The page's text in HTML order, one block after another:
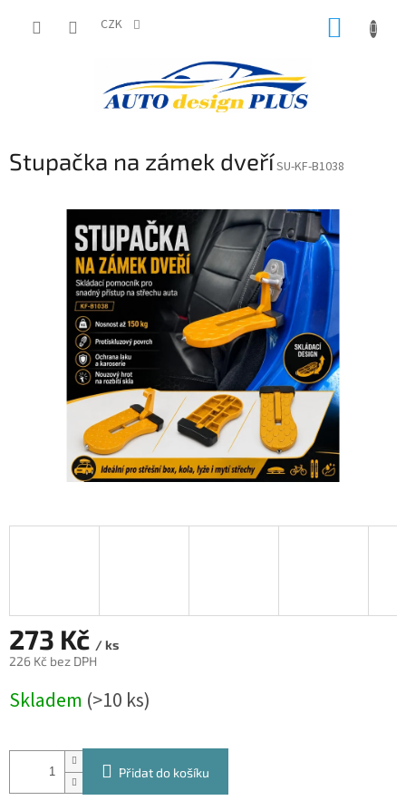
CZK
Stupačka na zámek dveříSU-KF-B1038
273 Kč / ks
226 Kč bez DPH
cena:
Skladem (>10 ks)
Přidat do košíku